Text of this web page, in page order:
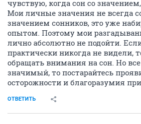
чувствую, когда сон со
Мои личные значения не всегда
значением сонников, это уже
опытом. Поэтому мои
лично абсолютно не подойти.
практически никогда не видели,
обращать внимания на сон. Но
значимый, то постарайтесь
осторожности и благоразумия
ОТВЕТИТЬ